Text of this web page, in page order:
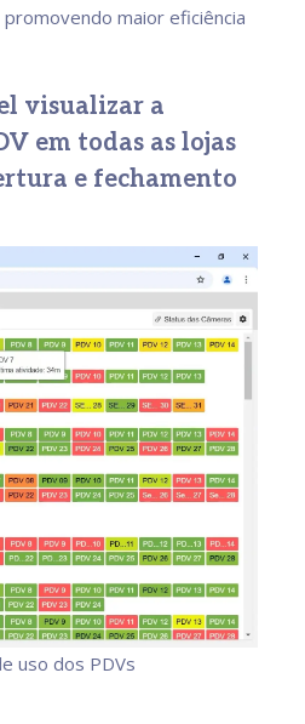
maior eficiência
visualizar a
em todas as lojas
e fechamento
uso dos PDVs